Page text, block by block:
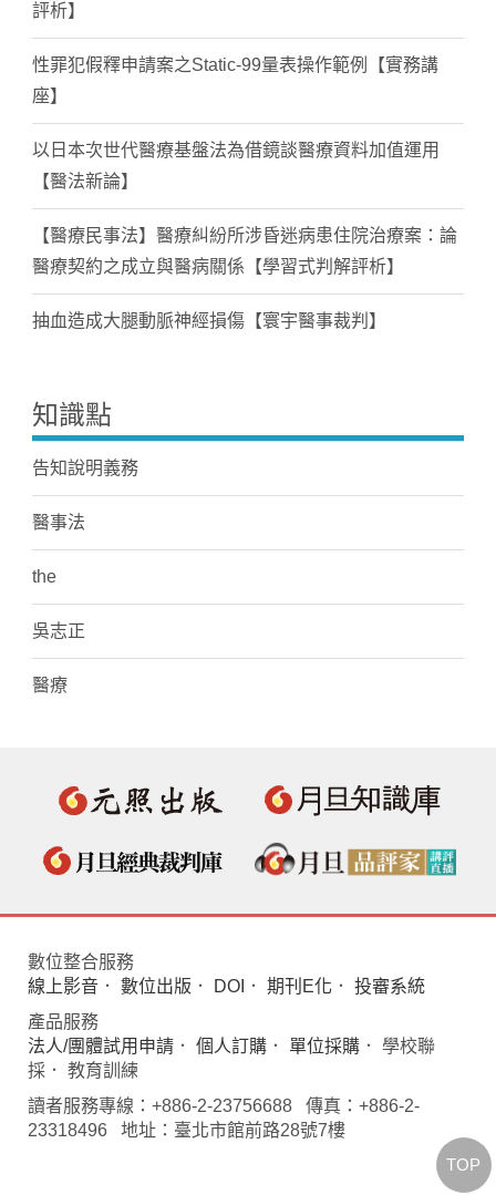
評析】
性罪犯假釋申請案之Static-99量表操作範例【實務講
座】
以日本次世代醫療基盤法為借鏡談醫療資料加值運用
【醫法新論】
【醫療民事法】醫療糾紛所涉昏迷病患住院治療案：論
醫療契約之成立與醫病關係【學習式判解評析】
抽血造成大腿動脈神經損傷【寰宇醫事裁判】
知識點
告知說明義務
醫事法
the
吳志正
醫療
數位整合服務
線上影音 ． 數位出版 ． DOI ． 期刊E化 ． 投審系統
產品服務
法人/團體試用申請 ． 個人訂購 ． 單位採購 ． 學校聯
採． 教育訓練
讀者服務專線：+886-2-23756688 傳真：+886-2-
23318496 地址：臺北市館前路28號7樓
TOP